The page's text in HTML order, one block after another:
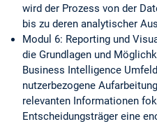
wird der Prozess von der
bis zu deren analytischer
Modul 6: Reporting und
die Grundlagen und
Business Intelligence
nutzerbezogene
relevanten Informationen
Entscheidungsträger eine